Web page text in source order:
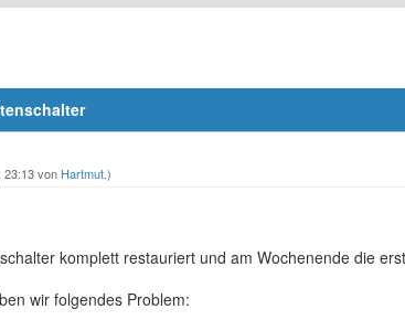
23:13 von Hartmut.)
komplett restauriert und am Wochenende die
wir folgendes Problem: